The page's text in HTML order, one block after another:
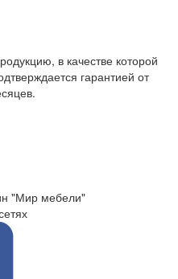
в качестве которой
гарантией от
"Мир мебели"